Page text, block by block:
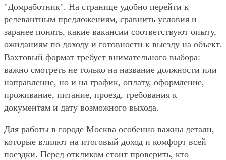
"Домработник". На странице удобно перейти к
релевантным предложениям, сравнить условия и
заранее понять, какие вакансии соответствуют опыту,
ожиданиям по доходу и готовности к выезду на объект.
Вахтовый формат требует внимательного выбора:
важно смотреть не только на название должности или
направление, но и на график, оплату, оформление,
проживание, питание, проезд, требования к
документам и дату возможного выхода.
Для работы в городе Москва особенно важны детали,
которые влияют на итоговый доход и комфорт всей
поездки. Перед откликом стоит проверить, кто